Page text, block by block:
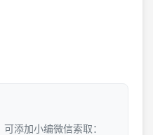
添加小编微信索取：